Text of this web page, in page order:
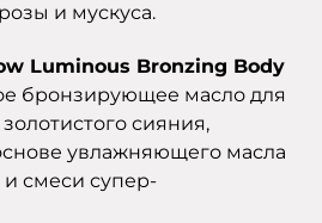
и мускуса.
Luminous Bronzing Body
бронзирующее масло для
сияния,
увлажняющего масла
и смеси супер-